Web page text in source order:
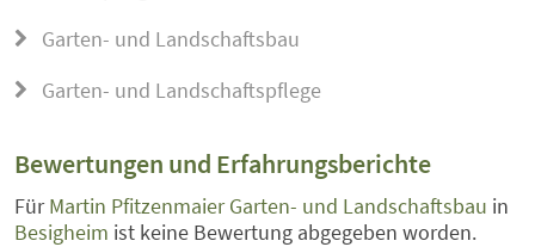
Garten- und Landschaftsbau
Garten- und Landschaftspflege
Bewertungen und Erfahrungsberichte
FürMartin Pfitzenmaier Garten- und Landschaftsbau in
Besigheim ist keine Bewertung abgegeben worden.